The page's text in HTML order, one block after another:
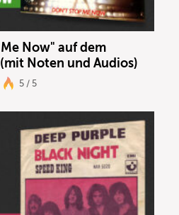
Now" auf dem
Noten und Audios)
5 / 5